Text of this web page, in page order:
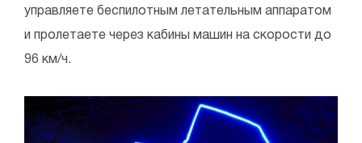
управляете беспилотным летательным аппаратом
и пролетаете через кабины машин на скорости до
96 км/ч.